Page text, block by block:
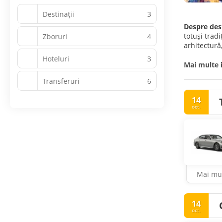
Despre
totuși
Râul
regalității
ordinului
Jogye și
Mai multe
14
oct.
Mai
14
oct.
Destinații 3
Zboruri 4
Hoteluri 3
Transferuri 6